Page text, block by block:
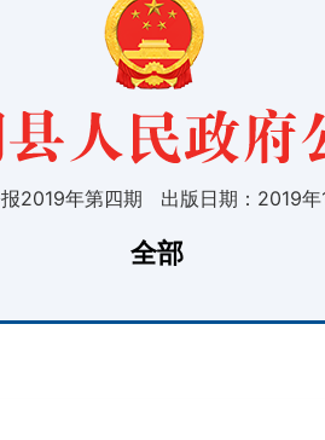
2019年第四期 出版日期：2019
全部